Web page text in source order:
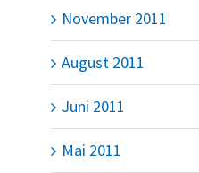
November 2011
August 2011
Juni 2011
Mai 2011